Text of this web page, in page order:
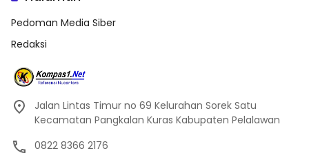
Pedoman Media Siber
Redaksi
Jalan Lintas Timur no 69 Kelurahan Sorek Satu
Kecamatan Pangkalan Kuras Kabupaten Pelalawan
0822 8366 2176